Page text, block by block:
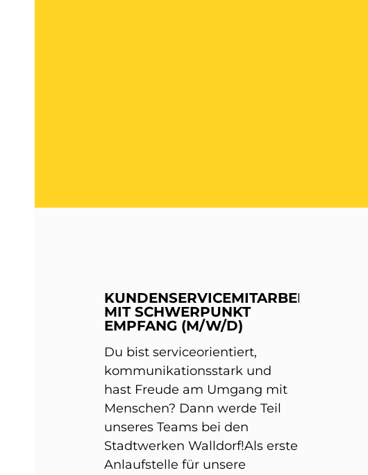
KUNDENSERVICEMITARBEITER
MIT SCHWERPUNKT
EMPFANG (M/W/D)
Du bist serviceorientiert,
kommunikationsstark und
hast Freude am Umgang mit
Menschen? Dann werde Teil
unseres Teams bei den
Stadtwerken Walldorf!Als erste
Anlaufstelle für unsere